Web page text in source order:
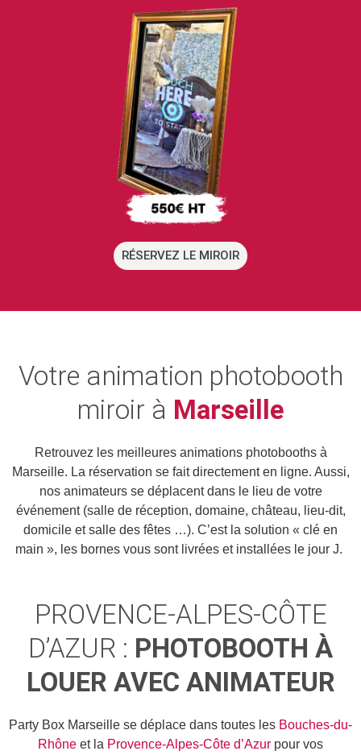
RÉSERVEZ LE MIROIR
Votre animation photobooth
miroir à Marseille
Retrouvez les meilleures animations photobooths à
Marseille. La réservation se fait directement en ligne. Aussi,
nos animateurs se déplacent dans le lieu de votre
événement (salle de réception, domaine, château, lieu-dit,
domicile et salle des fêtes …). C’est la solution « clé en
main », les bornes vous sont livrées et installées le jour J.
PROVENCE-ALPES-CÔTE
D’AZUR : PHOTOBOOTH À
LOUER AVEC ANIMATEUR
Party Box Marseille se déplace dans toutes les Bouches-du-
Rhône et la Provence-Alpes-Côte d’Azur pour vos